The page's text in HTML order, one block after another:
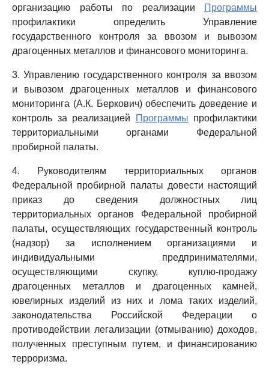
организацию работы по реализации
Программы
профилактики определить Управление
государственного контроля за ввозом и вывозом
драгоценных металлов и финансового мониторинга.
3. Управлению государственного контроля за ввозом
и вывозом драгоценных металлов и финансового
мониторинга (А.К. Беркович) обеспечить доведение и
контроль за реализацией
Программы профилактики
территориальными органами Федеральной
пробирной палаты.
4. Руководителям территориальных органов
Федеральной пробирной палаты довести настоящий
приказ до сведения должностных лиц
территориальных органов Федеральной пробирной
палаты, осуществляющих государственный контроль
(надзор) за исполнением организациями и
индивидуальными предпринимателями,
осуществляющими скупку, куплю-продажу
драгоценных металлов и драгоценных камней,
ювелирных изделий из них и лома таких изделий,
законодательства Российской Федерации о
противодействии легализации (отмыванию) доходов,
полученных преступным путем, и финансированию
терроризма.